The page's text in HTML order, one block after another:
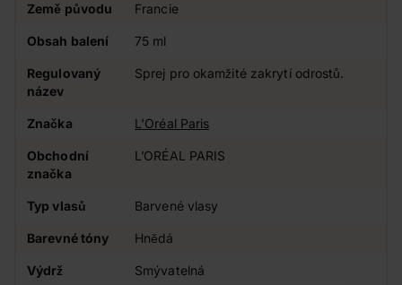
Země původu Francie
Obsah balení 75 ml
Regulovaný
název
Sprej pro okamžité zakrytí odrostů.
Značka L'Oréal Paris
Obchodní
značka
L’ORÉAL PARIS
Typ vlasů Barvené vlasy
Barevné tóny Hnědá
Výdrž Smývatelná